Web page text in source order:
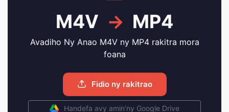
M4V → MP4
Avadiho Ny Anao M4V ny MP4 rakitra mora
foana
Fidio ny rakitrao
Handefa avy amin'ny Google Drive